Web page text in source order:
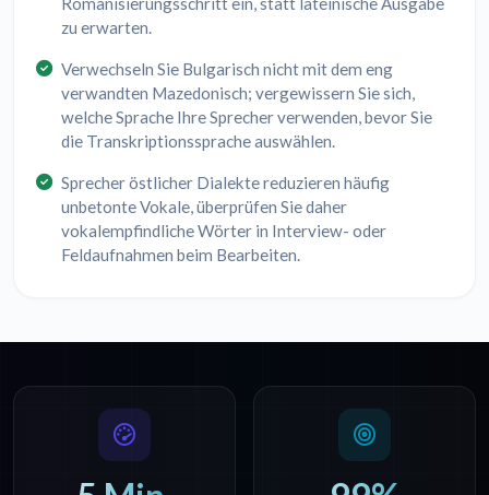
zu erwarten.
Verwechseln Sie Bulgarisch nicht mit dem eng
verwandten Mazedonisch; vergewissern Sie sich,
welche Sprache Ihre Sprecher verwenden, bevor Sie
die Transkriptionssprache auswählen.
Sprecher östlicher Dialekte reduzieren häufig
unbetonte Vokale, überprüfen Sie daher
vokalempfindliche Wörter in Interview- oder
Feldaufnahmen beim Bearbeiten.